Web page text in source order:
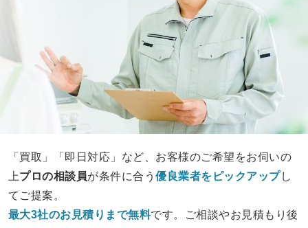
「買取」「即日対応」など、お客様のご希望をお伺いの
上プロの相談員が条件に合う優良業者をピックアップし
てご提案。
最大3社のお見積りまで無料です。ご相談やお見積もり後